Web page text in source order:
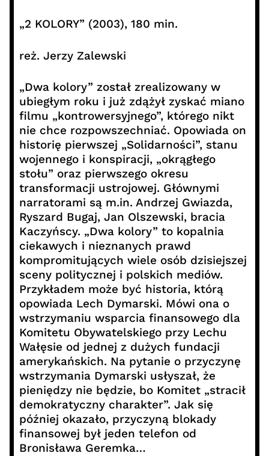
„2 KOLORY” (2003), 180 min.
reż. Jerzy Zalewski
„Dwa kolory” został zrealizowany w
ubiegłym roku i już zdążył zyskać miano
filmu „kontrowersyjnego”, którego nikt
nie chce rozpowszechniać. Opowiada on
historię pierwszej „Solidarności”, stanu
wojennego i konspiracji, „okrągłego
stołu” oraz pierwszego okresu
transformacji ustrojowej. Głównymi
narratorami są m.in. Andrzej Gwiazda,
Ryszard Bugaj, Jan Olszewski, bracia
Kaczyńscy. „Dwa kolory” to kopalnia
ciekawych i nieznanych prawd
kompromitujących wiele osób dzisiejszej
sceny politycznej i polskich mediów.
Przykładem może być historia, którą
opowiada Lech Dymarski. Mówi ona o
wstrzymaniu wsparcia finansowego dla
Komitetu Obywatelskiego przy Lechu
Wałęsie od jednej z dużych fundacji
amerykańskich. Na pytanie o przyczynę
wstrzymania Dymarski usłyszał, że
pieniędzy nie będzie, bo Komitet „stracił
demokratyczny charakter”. Jak się
później okazało, przyczyną blokady
finansowej był jeden telefon od
Bronisława Geremka…